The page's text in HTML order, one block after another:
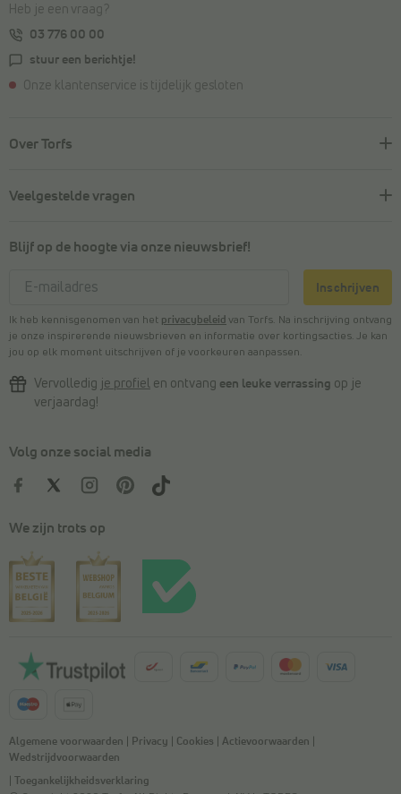
Heb je een vraag?
03 776 00 00
stuur een berichtje!
Onze klantenservice is tijdelijk gesloten
Over Torfs
Veelgestelde vragen
Blijf op de hoogte via onze nieuwsbrief!
Inschrijven
Ik heb kennisgenomen van het privacybeleid van Torfs. Na inschrijving ontvang
je onze inspirerende nieuwsbrieven en informatie over kortingsacties. Je kan
jou op elk moment uitschrijven of je voorkeuren aanpassen.
Vervolledig je profiel en ontvang een leuke verrassing op je
verjaardag!
Volg onze social media
We zijn trots op
Algemene voorwaarden Privacy Cookies Actievoorwaarden
Wedstrijdvoorwaarden
Toegankelijkheidsverklaring